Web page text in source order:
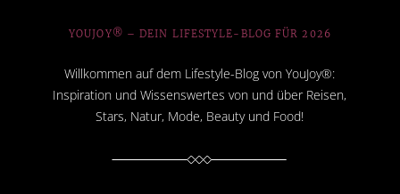
YOUJOY® – DEIN LIFESTYLE-BLOG FÜR 2026
Willkommen auf dem Lifestyle-Blog von YouJoy®:
Inspiration und Wissenswertes von und über Reisen,
Stars, Natur, Mode, Beauty und Food!